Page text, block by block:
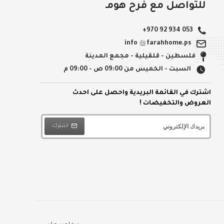
للتواصل مع فرح هومـ
+970 92 934 053
info
farahhome.ps
فلسطين - قلقيلية - مجمع المدينة
السبت - الخميس من 09:00 ص - 09:00 م
اشترك في القائمة البريدية واحصل على احدث
العروض والتخفيضات !
اشترك